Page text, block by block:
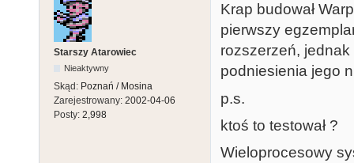
Starszy Atarowiec
Nieaktywny
Skąd: Poznań / Mosina
Zarejestrowany: 2002-04-06
Posty: 2,998
Krap budował
pierwszy
rozszerzeń, jednak
podniesienia jego
p.s.
ktoś to testował ?
Wieloprocesowy